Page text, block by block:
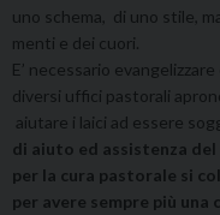
uno schema, di uno stile,
menti e dei cuori.
E’ necessario
diversi uffici pastorali
aiutare i laici ad essere
di aiuto ed assistenza
per la cura pastorale si
per avere sempre più una